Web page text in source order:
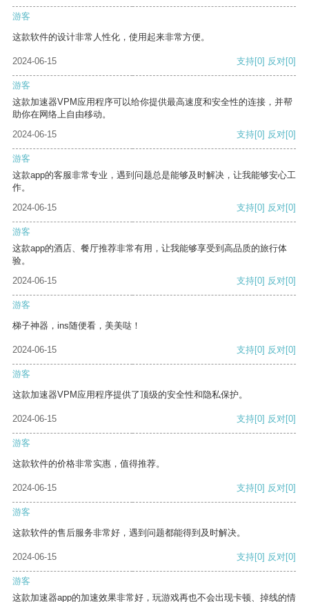
游客
这款软件的设计非常人性化，使用起来非常方便。
2024-06-15 支持[0] 反对[0]
游客
这款加速器VPM应用程序可以给你提供最高速度和安全性的连接，并帮
助你在网络上自由移动。
2024-06-15
支持[0] 反对[0]
游客
这款app的客服非常专业，遇到问题总是能够及时解决，让我能够安心工
作。
2024-06-15
支持[0] 反对[0]
游客
这款app的酒店、餐厅推荐非常有用，让我能够享受到高品质的旅行体
验。
2024-06-15
支持[0] 反对[0]
游客
梯子神器，ins随便看，美美哒！
2024-06-15 支持[0] 反对[0]
游客
这款加速器VPM应用程序提供了顶级的安全性和隐私保护。
2024-06-15 支持[0] 反对[0]
游客
这款软件的价格非常实惠，值得推荐。
2024-06-15 支持[0] 反对[0]
游客
这款软件的售后服务非常好，遇到问题都能得到及时解决。
2024-06-15 支持[0] 反对[0]
游客
这款加速器app的加速效果非常好，玩游戏再也不会出现卡顿、掉线的情